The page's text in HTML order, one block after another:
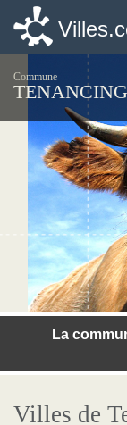
Commune
La
Villes de